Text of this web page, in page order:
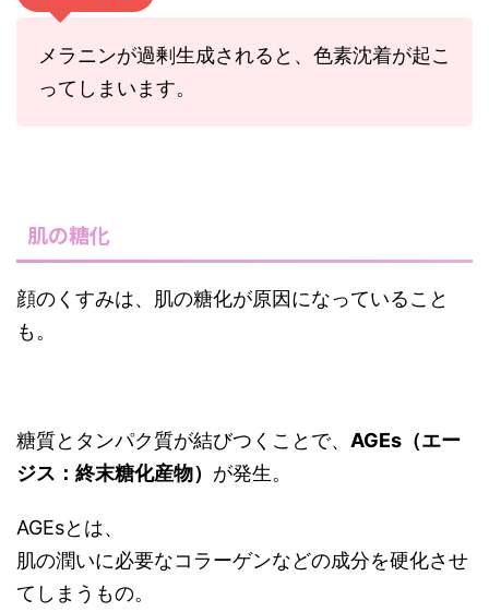
メラニンが過剰生成されると、色素沈着が起こ
ってしまいます。
肌の糖化
顔のくすみは、肌の糖化が原因になっていること
も。
糖質とタンパク質が結びつくことで、 AGEs（エー
ジス：終末糖化産物） が発生。
AGEsとは、
肌の潤いに必要なコラーゲンなどの成分を硬化させ
てしまうもの。